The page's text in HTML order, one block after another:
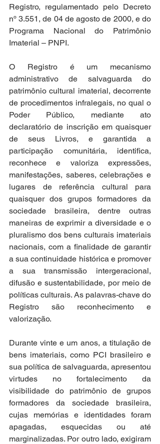
Registro, regulamentado pelo Decreto
nº 3.551, de 04 de agosto de 2000, e do
Programa Nacional do Patrimônio
Imaterial – PNPI.
O Registro é um mecanismo
administrativo de salvaguarda do
patrimônio cultural imaterial, decorrente
de procedimentos infralegais, no qual o
Poder Público, mediante ato
declaratório de inscrição em quaisquer
de seus Livros, e garantida a
participação comunitária, identifica,
reconhece e valoriza expressões,
manifestações, saberes, celebrações e
lugares de referência cultural para
quaisquer dos grupos formadores da
sociedade brasileira, dentre outras
maneiras de exprimir a diversidade e o
pluralismo dos bens culturais imateriais
nacionais, com a finalidade de garantir
a sua continuidade histórica e promover
a sua transmissão intergeracional,
difusão e sustentabilidade, por meio de
políticas culturais. As palavras-chave do
Registro são reconhecimento e
valorização.
Durante vinte e um anos, a titulação de
bens imateriais, como PCI brasileiro e
sua política de salvaguarda, apresentou
virtudes no fortalecimento da
visibilidade do patrimônio de grupos
formadores da sociedade brasileira,
cujas memórias e identidades foram
apagadas, esquecidas ou até
marginalizadas. Por outro lado, exigiram